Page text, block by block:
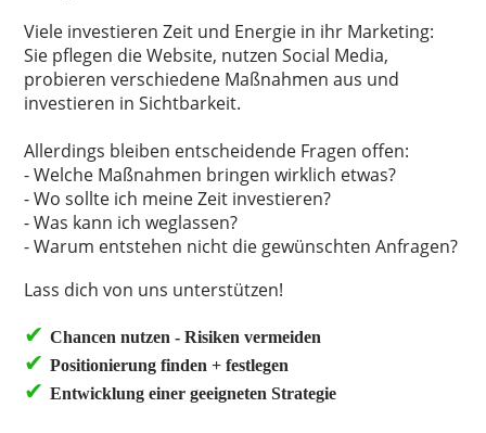
Viele investieren Zeit und Energie in ihr Marketing:
Sie pflegen die Website, nutzen Social Media,
probieren verschiedene Maßnahmen aus und
investieren in Sichtbarkeit.
Allerdings bleiben entscheidende Fragen offen:
- Welche Maßnahmen bringen wirklich etwas?
- Wo sollte ich meine Zeit investieren?
- Was kann ich weglassen?
- Warum entstehen nicht die gewünschten Anfragen?
Lass dich von uns unterstützen!
✔︎ Chancen nutzen - Risiken vermeiden
✔︎ Positionierung finden + festlegen
✔︎ Entwicklung einer geeigneten Strategie